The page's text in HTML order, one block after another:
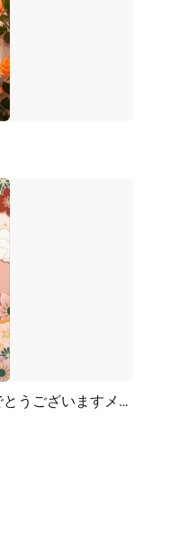
イズ ピンクの花柄新年あけましておめでとうございますメッセージカード日本語